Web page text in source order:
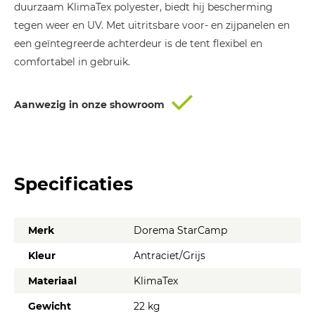
duurzaam KlimaTex polyester, biedt hij bescherming
tegen weer en UV. Met uitritsbare voor- en zijpanelen en
een geïntegreerde achterdeur is de tent flexibel en
comfortabel in gebruik.
Aanwezig in onze showroom
Specificaties
Merk
Dorema StarCamp
Kleur
Antraciet/Grijs
Materiaal
KlimaTex
Gewicht
22 kg